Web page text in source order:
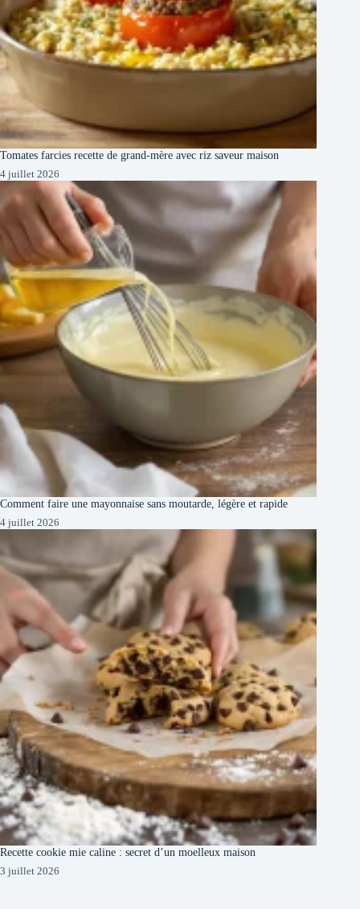
Tomates farcies recette de grand-mère avec riz saveur maison
4 juillet 2026
Comment faire une mayonnaise sans moutarde, légère et rapide
4 juillet 2026
Recette cookie mie caline : secret d’un moelleux maison
3 juillet 2026